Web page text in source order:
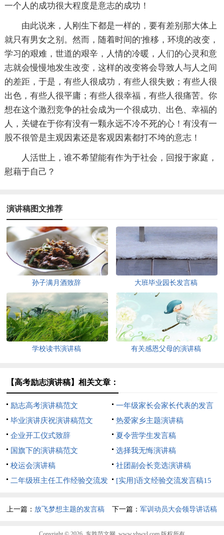
一个人的成功很大程度是意志的成功！
由此说来，人刚生下都是一样的，要有差别那大体上
就只有男女之别。然而，随着时间的'推移，环境的改变，
学习的艰难，世道的艰辛，人情的冷暖，人们的心灵和意
志就会慢慢地发生改变，这样的改变将会导致人与人之间
的差距，于是，有些人很成功，有些人很失败；有些人很
出色，有些人很平庸；有些人很幸福，有些人很痛苦。你
想在这个激烈竞争的社会成为一个很成功、出色、幸福的
人，关键在于你有没有一颗永远不冷不死的心！有没有一
股不很管是主观因素还是客观因素都打不垮的意志！
人活世上，谁不希望能有作为于社会，回报于家庭，
慰藉于自己？
演讲稿图文推荐
孙子满月酒致辞 大班毕业园长发言稿
学校读书演讲稿 有关感恩父母的演讲稿
【高考励志演讲稿】相关文章：
励志高考演讲稿范文
一年级家长会家长代表的发言
稿
毕业演讲庆祝演讲稿范文
热爱家乡主题演讲稿
企业开工仪式致辞
夏令营学生发言稿
国旗下的演讲稿范文
选择我无悔演讲稿
校运会演讲稿
社团副会长竞选演讲稿
二年级班主任工作经验交流发
[实用]语文经验交流发言稿15
上一篇： 放飞梦想主题的发言稿 下一篇： 军训动员大会领导讲话稿